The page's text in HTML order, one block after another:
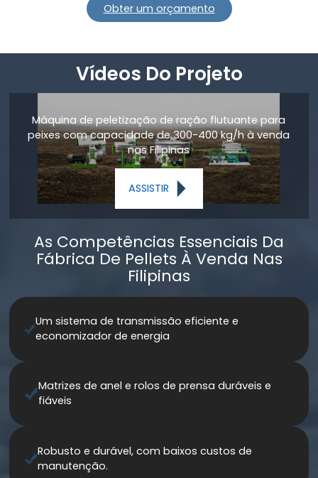
Obter um orçamento
Vídeos Do Projeto
10 T/H Máquina de pelotização de madeira para
venda Filipinas
As Competências Essenciais Da
Fábrica De Pellets À Venda Nas
Filipinas
Um sistema de transmissão eficiente e
economizador de energia
Matrizes de anel e rolos de prensa duráveis e
fiáveis
Robusto e durável, com baixos custos de
manutenção.